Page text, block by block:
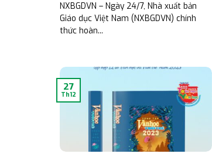
NXBGDVN – Ngày 24/7, Nhà xuất bản
Giáo dục Việt Nam (NXBGDVN) chính
thức hoàn...
27
Th12